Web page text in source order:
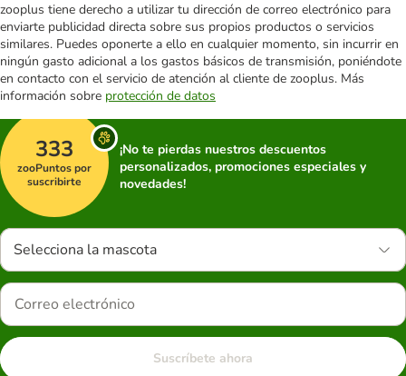
zooplus tiene derecho a utilizar tu dirección de correo electrónico para
enviarte publicidad directa sobre sus propios productos o servicios
similares. Puedes oponerte a ello en cualquier momento, sin incurrir en
ningún gasto adicional a los gastos básicos de transmisión, poniéndote
en contacto con el servicio de atención al cliente de zooplus. Más
información sobre protección de datos
333
zooPuntos por
suscribirte
¡No te pierdas nuestros descuentos
personalizados, promociones especiales y
novedades!
Selecciona la mascota
Suscríbete ahora